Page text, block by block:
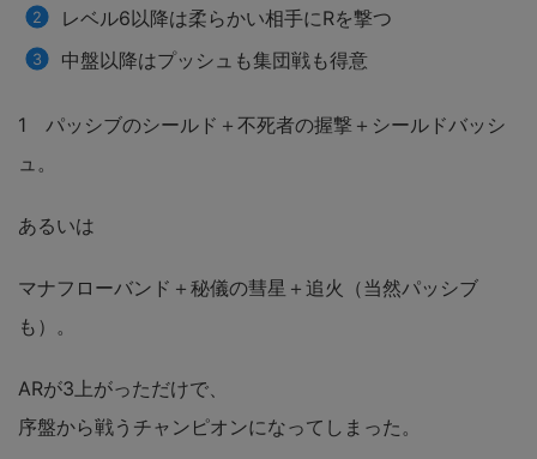
レベル6以降は柔らかい相手にRを撃つ
中盤以降はプッシュも集団戦も得意
1 パッシブのシールド＋不死者の握撃＋シールドバッシ
ュ。
あるいは
マナフローバンド＋秘儀の彗星＋追火（当然パッシブ
も）。
ARが3上がっただけで、
序盤から戦うチャンピオンになってしまった。